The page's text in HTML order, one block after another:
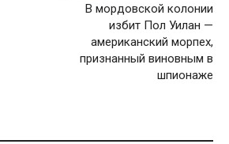
В мордовской колонии
избит Пол Уилан —
американский морпех,
признанный виновным в
шпионаже